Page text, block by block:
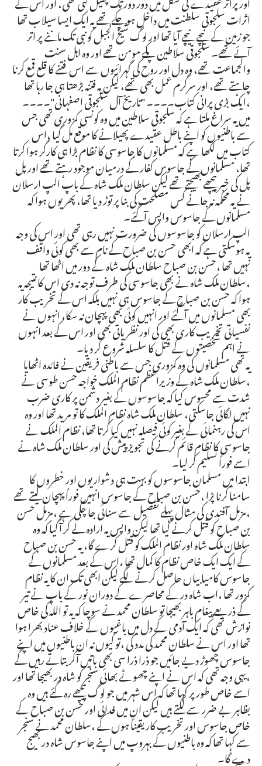
اثرات سلجوقی سلطنت میں داخل ہو چکے تھے یہ ایک ایسا سیلاب تھا
جو زمین کے نیچے نیچے آیا تھا اور لوگ شیخ الجبل کو نبی تک ماننے پر اتر
آئے تھے۔ سلجوقی سلاطین پکے مومن تھے اور وہ اہل سنت
والجماعت تھے، وہ دل اور روح کی گہرائیوں سے اس فتنے کا قلع قمع کرنا
چاہتے تھے، اور سرگرم عمل بھی تھے، لیکن یہ فتنہ بڑھتا ہی جا رہا تھا
،ایک بڑی پرانی کتاب۔۔۔۔ "تاریخ آل سلجوقی اصفہانی"۔۔۔۔
میں یہ سراغ ملتا ہے کہ سلجوقی سلاطین میں وہ کونسی کمزوری تھی جس
سے باطنیوں کو اپنے باطل عقیدے پھیلانے کا موقع مل گیا ،اس
کتاب میں لکھا ہے کہ مسلمانوں کا جاسوسی کا نظام بڑا ہی کارگر ہوا کرتا
تھا، مسلمانوں کے جاسوس کفار کے درمیان موجود رہتے تھے اور پل
پل کی خبر پیچھے بھیجتے تھے لیکن سلطان ملک شاہ کے باپ الپ ارسلان
نے یہ محکمہ نہ جانے کس مصلحت کی بنا پر توڑ دیا تھا، پھر یوں ہوا کہ
مسلمانوں کے جاسوس واپس آگئے۔
الپ ارسلان کو جاسوسوں کی ضرورت نہیں رہی تھی اور اس کی وجہ
یہ ہوسکتی ہے کہ ابھی حسن بن صباح کے نام سے بھی کوئی واقف
نہیں تھا ،حسن بن صباح سلطان ملک شاہ کے دور میں اٹھا تھا
،سلطان ملک شاہ نے بھی جاسوسی کی طرف توجہ نہ دی اس کا نتیجہ یہ
ہوا کہ حسن بن صباح کے جاسوس ہی نہیں بلکہ اس کے تخریب کار
بھی مسلمانوں میں آگئے اور انہیں کوئی بھی پہچان نہ سکا، انہوں نے
نفسیاتی تخریب کاری بھی کی اور نظریاتی بھی اور اس کے بعد انہوں
نے اہم شخصیتوں کے قتل کا سلسلہ شروع کر دیا۔
یہ تھی مسلمانوں کی وہ کمزوری جس سے باطنی فریقین نے فائدہ اٹھایا
،سلطان ملک شاہ کے وزیراعظم نظام الملک خواجہ حسن طوسی نے
شدت سے محسوس کیا کہ جاسوسوں کے بغیر دشمن پر کاری ضرب
نہیں لگائی جاسکتی، سلطان ملک شاہ نظام الملک کا تو مرید تھا اور وہ
اس کی رہنمائی کے بغیر کوئی فیصلہ نہیں کیا کرتا تھا، نظام الملک نے
جاسوسی کا نظام قائم کرنے کی تجویز پیش کی اور سلطان ملک شاہ نے
اسے فوراً تسلیم کر لیا۔
ابتدا میں مسلمان جاسوسوں کو بہت ہی دشواریوں اور خطروں کا
سامنا کرنا پڑا ،حسن بن صباح کے جاسوس انہیں فوراً پہچان لیتے تھے
،مزمل آفندی کی مثال پہلے تفصیل سے سنائی جا چکی ہے ،مزمل حسن
بن صباح کو قتل کرنے گیا تھا لیکن واپس یہ ارادہ لے کر آ گیا کہ وہ
سلطان ملک شاہ اور نظام الملک کو قتل کرے گا، یہ حسن بن صباح
کے ایک ایک خاص نظام کا کمال تھا ،اس کے بعد مسلمانوں کے
جاسوس کامیابیاں حاصل کرنے لگے لیکن ابھی تک ان کا یہ نظام
کمزور تھا ،اب شاہ در کے محاصرے کے دوران نور کے باپ نے تیر
کے ذریعے پیغام باہر بھیجا تو سلطان محمد نے سوچا کہ یہ تو اللہ کی خاص
نوازش تھی کہ ایک آدمی کے دل میں باغیوں کے خلاف عناد بھرا ہوا
تھا اور اس نے سلطان محمد کی مدد کی ،تو کیوں نہ ان باطنیوں میں اپنے
جاسوس چھوڑ دیے جائیں جو ذرا ذرا سی بھی باتیں آکر بتاتے رہیں گے
،یہی وجہ تھی کہ اس نے اپنے چھوٹے بھائی سنجر کو شاہ در بھیجا تھا اور
اسے خاص طور پر کہا تھا کہ اس شہر میں جو لوگ پیچھے رہ گئے ہیں وہ
بظاہر بے ضرر سے لگتے ہیں لیکن ان میں فدائی اور حسن بن صباح کے
خاص جاسوس اور تخریب کاریقیناً ہوں گے ،سلطان محمد نے سنجر
سے کہا تھا کہ وہ باطنیوں کے بہروپ میں اپنے جاسوس شاہ در بھیج
دے گا۔